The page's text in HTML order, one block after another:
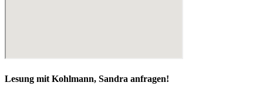
Lesung mit Kohlmann, Sandra anfragen!